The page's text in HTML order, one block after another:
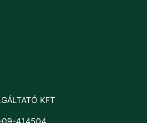
KFT
09-414504